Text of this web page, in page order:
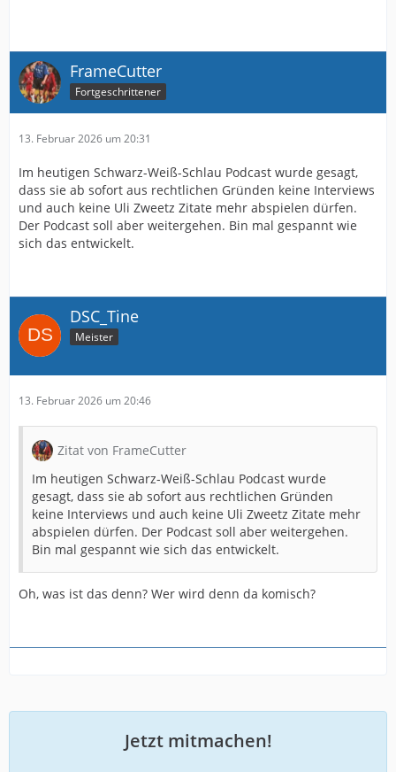
FrameCutter
Fortgeschrittener
13. Februar 2026 um 20:31
Im heutigen Schwarz-Weiß-Schlau Podcast wurde gesagt,
dass sie ab sofort aus rechtlichen Gründen keine Interviews
und auch keine Uli Zweetz Zitate mehr abspielen dürfen.
Der Podcast soll aber weitergehen. Bin mal gespannt wie
sich das entwickelt.
DSC_Tine
Meister
13. Februar 2026 um 20:46
Zitat von FrameCutter
Im heutigen Schwarz-Weiß-Schlau Podcast wurde
gesagt, dass sie ab sofort aus rechtlichen Gründen
keine Interviews und auch keine Uli Zweetz Zitate mehr
abspielen dürfen. Der Podcast soll aber weitergehen.
Bin mal gespannt wie sich das entwickelt.
Oh, was ist das denn? Wer wird denn da komisch?
Jetzt mitmachen!